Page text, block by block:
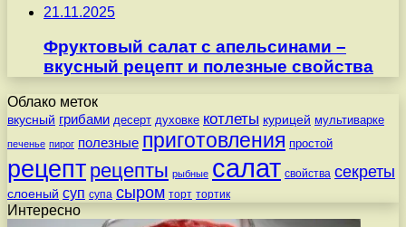
21.11.2025
Фруктовый салат с апельсинами –
вкусный рецепт и полезные свойства
Облако меток
вкусный грибами десерт духовке котлеты курицей мультиварке
печенье пирог полезные приготовления простой
рецепт рецепты рыбные салат свойства секреты
слоеный суп супа сыром торт тортик
Интересно